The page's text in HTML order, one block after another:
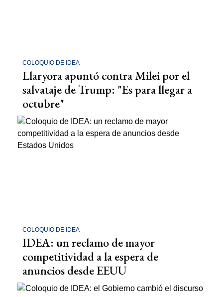
COLOQUIO DE IDEA
Llaryora apuntó contra Milei por el
salvataje de Trump: "Es para llegar a
octubre"
COLOQUIO DE IDEA
IDEA: un reclamo de mayor
competitividad a la espera de
anuncios desde EEUU